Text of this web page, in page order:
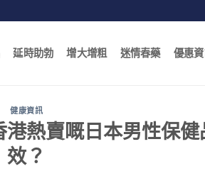
延時助勃 增大增粗 迷情春藥 優惠
健康資訊
熱賣嘅日本男性保
效？